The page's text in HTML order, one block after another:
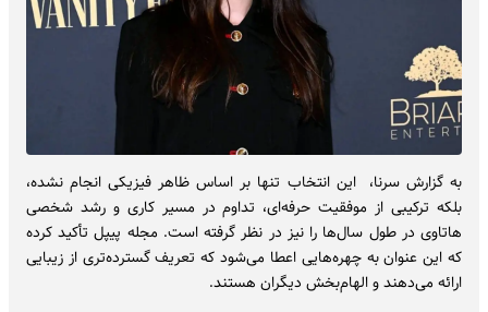
به گزارش سرنا، این انتخاب تنها بر اساس ظاهر فیزیکی انجام نشده،
بلکه ترکیبی از موفقیت حرفه‌ای، تداوم در مسیر کاری و رشد شخصی
هاتاوی در طول سال‌ها را نیز در نظر گرفته است. مجله پیپل تأکید کرده
که این عنوان به چهره‌هایی اعطا می‌شود که تعریف گسترده‌تری از زیبایی
ارائه می‌دهند و الهام‌بخش دیگران هستند.